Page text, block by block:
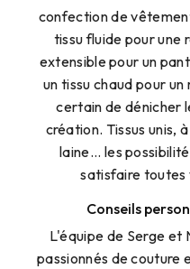
confection de
tissu fluide pour une
extensible pour un
un tissu chaud pour
certain de dénicher
création. Tissus unis,
laine... les
satisfaire toutes
Conseils
L'équipe de Serge et
passionnés de couture